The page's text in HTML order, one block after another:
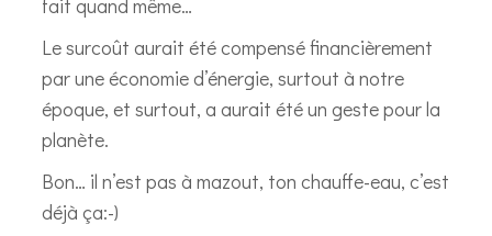
fait quand même…
Le surcoût aurait été compensé financièrement
par une économie d’énergie, surtout à notre
époque, et surtout, a aurait été un geste pour la
planète.
Bon… il n’est pas à mazout, ton chauffe-eau, c’est
déjà ça:-)